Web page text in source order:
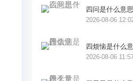
四问是什么意
2026-08-06
四烦恼是什么
2026-08-06